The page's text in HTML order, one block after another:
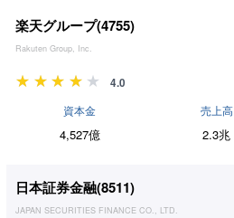
楽天グループ(4755)
Rakuten Group, Inc.
4.0
資本金
4,527億
売上高
2.3兆
日本証券金融(8511)
JAPAN SECURITIES FINANCE CO., LTD.